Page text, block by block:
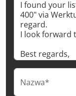
Nazwa*